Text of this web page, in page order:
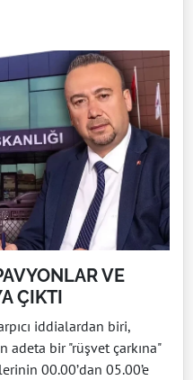
VE
ÇIKTI
iddialardan biri,
adeta bir "rüşvet çarkına"
00.00’dan 05.00’e